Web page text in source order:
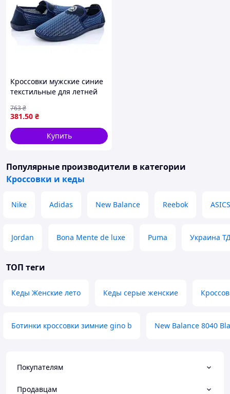
Кроссовки мужские синие
текстильные для летней
5 см
381.50 ₴
763₴
Купить
Популярные производители в категории
Кроссовки и кеды
Nike Adidas New Balance Reebok ASICS
Jordan Bona Mente de luxe Puma Украина
ТОП теги
Кеды Женские лето Кеды серые женские
Ботинки кроссовки зимние gino b New Balance 8040
Покупателям
Продавцам